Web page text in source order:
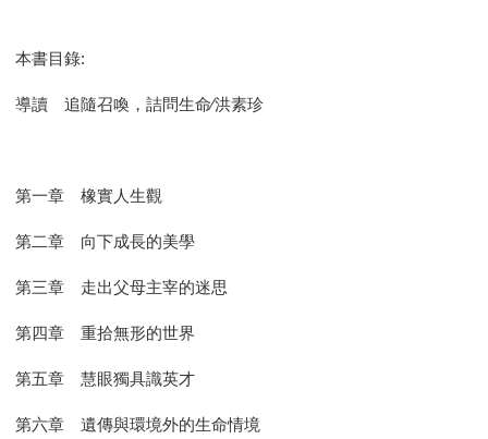
本書目錄:
導讀 追隨召喚，詰問生命∕洪素珍
第一章 橡實人生觀
第二章 向下成長的美學
第三章 走出父母主宰的迷思
第四章 重拾無形的世界
第五章 慧眼獨具識英才
第六章 遺傳與環境外的生命情境